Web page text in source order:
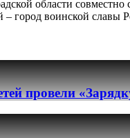
области
– город воинской
провели